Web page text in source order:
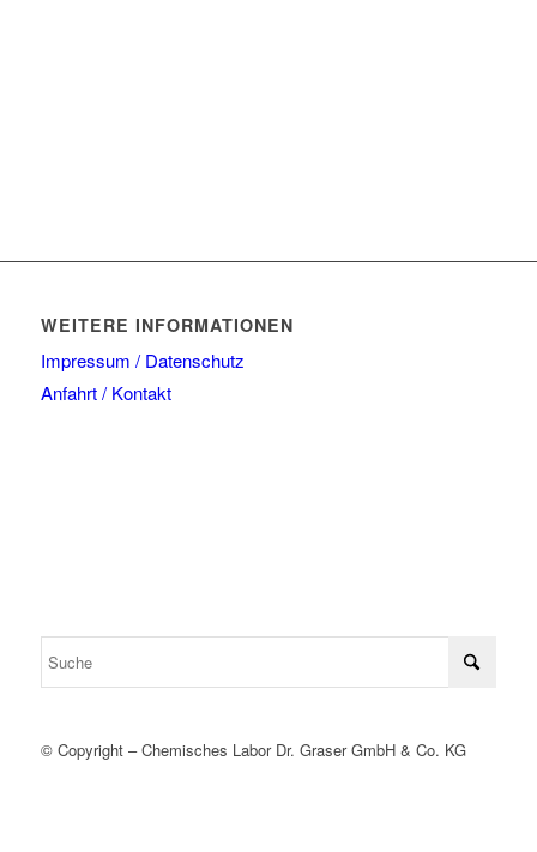
WEITERE INFORMATIONEN
Impressum / Datenschutz
Anfahrt / Kontakt
© Copyright – Chemisches Labor Dr. Graser GmbH & Co. KG